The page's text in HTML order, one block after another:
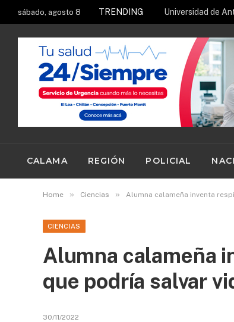
sábado, agosto 8 TRENDING
CALAMA REGIÓN POLICIAL
Home » Ciencias » Alumna calameña inventa
CIENCIAS
Alumna calameña
que podría salvar
30/11/2022